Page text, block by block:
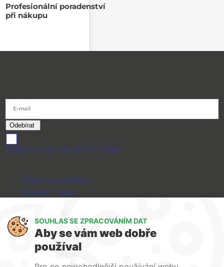
Profesionální poradenství
při nákupu
E-mail
zpracováním osobních údajů
Doprava a platba
Výdejní místo
GDPR
WIRPO s.r.o.
SOUHLAS SE ZPRACOVÁNÍM DAT
Aby se vám web dobře
používal